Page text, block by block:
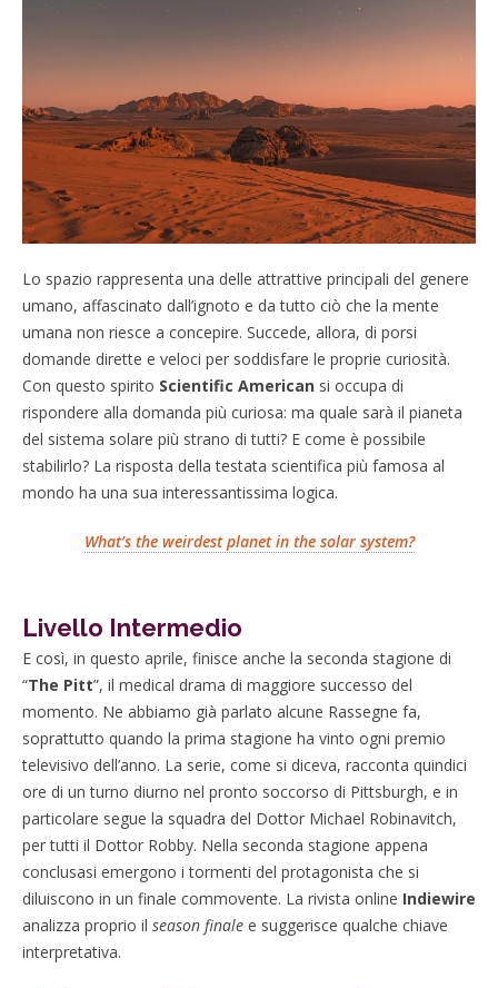
Lo spazio rappresenta una delle attrattive principali del genere
umano, affascinato dall’ignoto e da tutto ciò che la mente
umana non riesce a concepire. Succede, allora, di porsi
domande dirette e veloci per soddisfare le proprie curiosità.
Con questo spirito Scientific American si occupa di
rispondere alla domanda più curiosa: ma quale sarà il pianeta
del sistema solare più strano di tutti? E come è possibile
stabilirlo? La risposta della testata scientifica più famosa al
mondo ha una sua interessantissima logica.
What’s the weirdest planet in the solar system?
Livello Intermedio
E così, in questo aprile, finisce anche la seconda stagione di
“The Pitt”, il medical drama di maggiore successo del
momento. Ne abbiamo già parlato alcune Rassegne fa,
soprattutto quando la prima stagione ha vinto ogni premio
televisivo dell’anno. La serie, come si diceva, racconta quindici
ore di un turno diurno nel pronto soccorso di Pittsburgh, e in
particolare segue la squadra del Dottor Michael Robinavitch,
per tutti il Dottor Robby. Nella seconda stagione appena
conclusasi emergono i tormenti del protagonista che si
diluiscono in un finale commovente. La rivista online Indiewire
analizza proprio il season finale e suggerisce qualche chiave
interpretativa.